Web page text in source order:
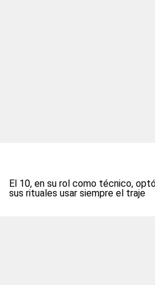
El 10, en su rol como técnico,
sus rituales usar siempre el traje